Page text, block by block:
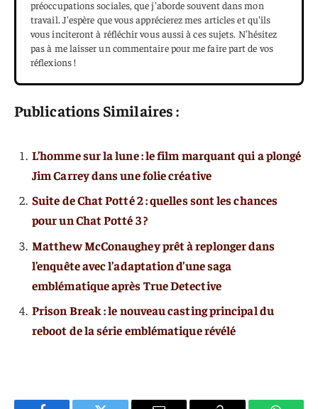
préoccupations sociales, que j'aborde souvent dans mon
travail. J'espère que vous apprécierez mes articles et qu'ils
vous inciteront à réfléchir vous aussi à ces sujets. N'hésitez
pas à me laisser un commentaire pour me faire part de vos
réflexions !
Publications Similaires :
L’homme sur la lune : le film marquant qui a plongé
Jim Carrey dans une folie créative
Suite de Chat Potté 2 : quelles sont les chances
pour un Chat Potté 3 ?
Matthew McConaughey prêt à replonger dans
l’enquête avec l’adaptation d’une saga
emblématique après True Detective
Prison Break : le nouveau casting principal du
reboot de la série emblématique révélé